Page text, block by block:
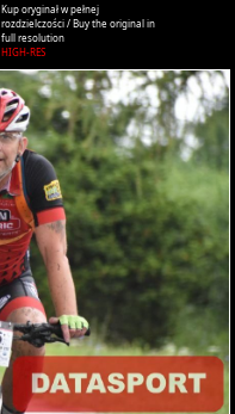
Kup oryginał w pełnej
rozdzielczości / Buy the original in
full resolution
HIGH-RES